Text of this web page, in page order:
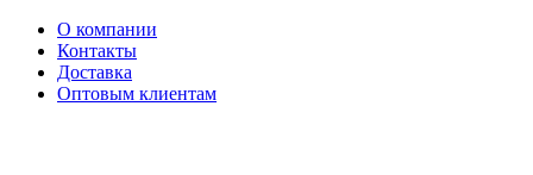
О компании
Контакты
Доставка
Оптовым клиентам